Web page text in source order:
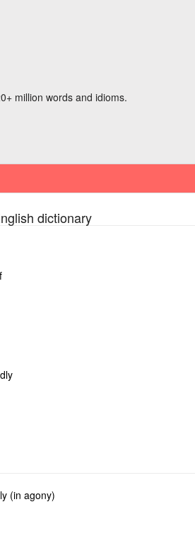
million words and idioms.
dictionary
(in agony)